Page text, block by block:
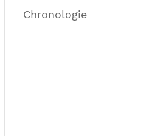
Chronologie